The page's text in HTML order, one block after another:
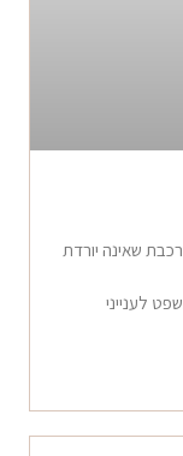
שאינה יורדת
בתי המשפט לענייני